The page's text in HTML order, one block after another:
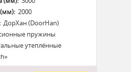
2000
ДорХан (DoorHan)
пружины
утеплённые